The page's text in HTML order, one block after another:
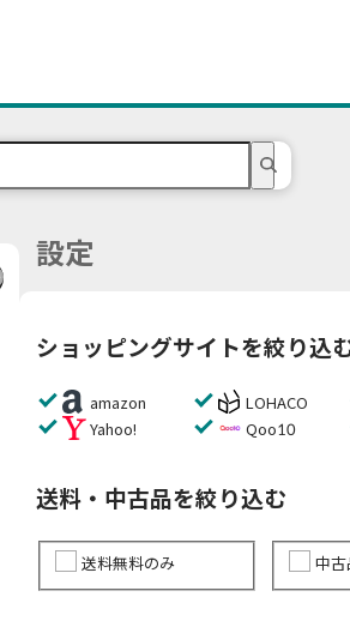
設定
ショッピングサイトを絞り込
amazon LOHACO
Yahoo!
Qoo10
送料・中古品を絞り込む
送料無料のみ 中古